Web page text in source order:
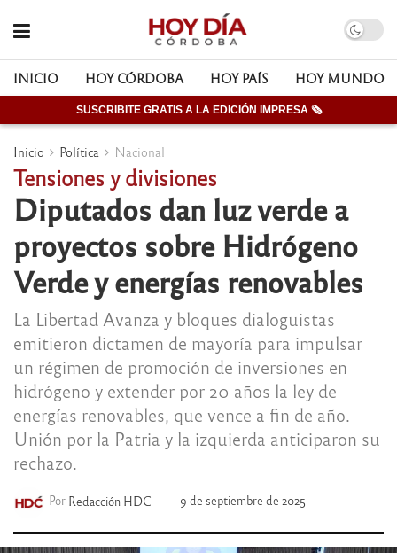
INICIO HOY CÓRDOBA HOY PAÍS HOY MUNDO
SUSCRIBITE GRATIS A LA EDICIÓN IMPRESA 🗞
Inicio Política Nacional
Tensiones y divisiones
Diputados dan luz verde a
proyectos sobre Hidrógeno
Verde y energías renovables
La Libertad Avanza y bloques dialoguistas
emitieron dictamen de mayoría para impulsar
un régimen de promoción de inversiones en
hidrógeno y extender por 20 años la ley de
energías renovables, que vence a fin de año.
Unión por la Patria y la izquierda anticiparon su
rechazo.
Por Redacción HDC 9 de septiembre de 2025